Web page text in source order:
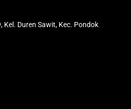
Kel. Duren Sawit, Kec. Pondok